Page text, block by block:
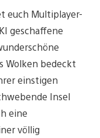
euch Multiplayer-
geschaffene
Wolken bedeckt
einstigen
Insel
eine
völlig